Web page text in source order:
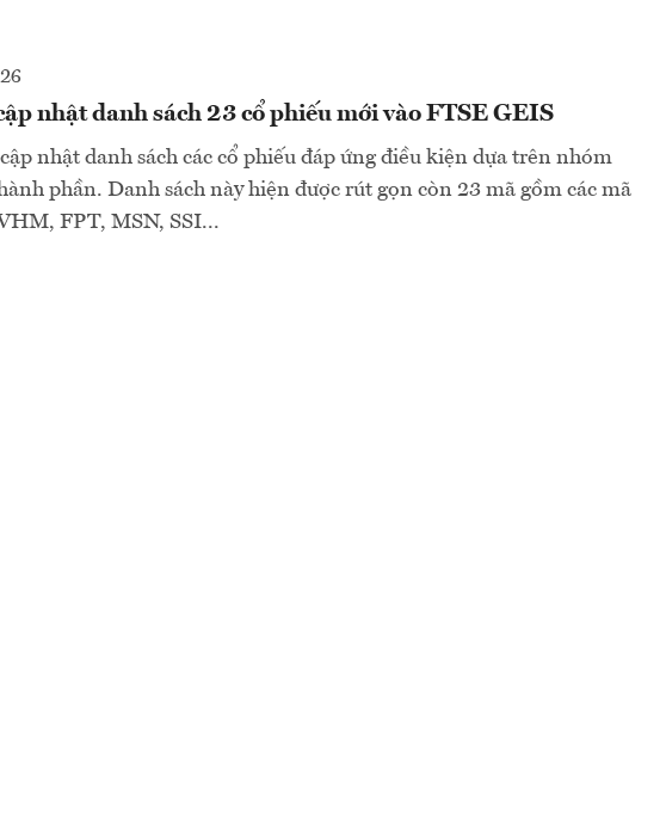
nhật danh sách 23 cổ phiếu mới vào FTSE GEIS
nhật danh sách các cổ phiếu đáp ứng điều kiện dựa trên nhóm
phần. Danh sách này hiện được rút gọn còn 23 mã gồm các mã
FPT, MSN, SSI...